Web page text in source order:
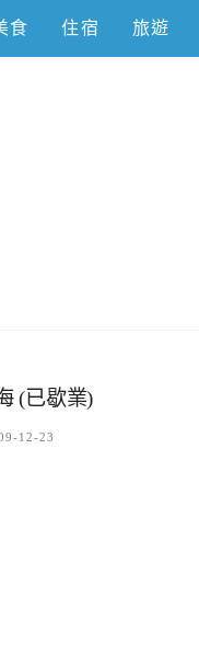
食 住宿 旅遊
(已歇業)
12-23